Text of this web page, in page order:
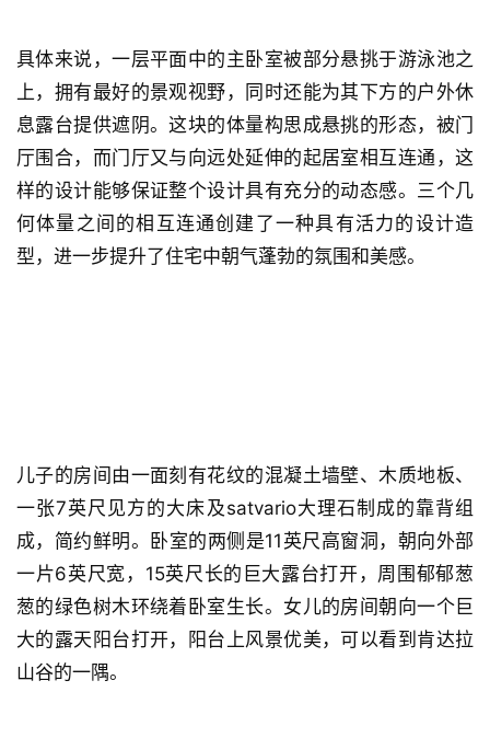
具体来说，一层平面中的主卧室被部分悬挑于游泳池之
上，拥有最好的景观视野，同时还能为其下方的户外休
息露台提供遮阴。这块的体量构思成悬挑的形态，被门
厅围合，而门厅又与向远处延伸的起居室相互连通，这
样的设计能够保证整个设计具有充分的动态感。三个几
何体量之间的相互连通创建了一种具有活力的设计造
型，进一步提升了住宅中朝气蓬勃的氛围和美感。
儿子的房间由一面刻有花纹的混凝土墙壁、木质地板、
一张7英尺见方的大床及satvario大理石制成的靠背组
成，简约鲜明。卧室的两侧是11英尺高窗洞，朝向外部
一片6英尺宽，15英尺长的巨大露台打开，周围郁郁葱
葱的绿色树木环绕着卧室生长。女儿的房间朝向一个巨
大的露天阳台打开，阳台上风景优美，可以看到肯达拉
山谷的一隅。